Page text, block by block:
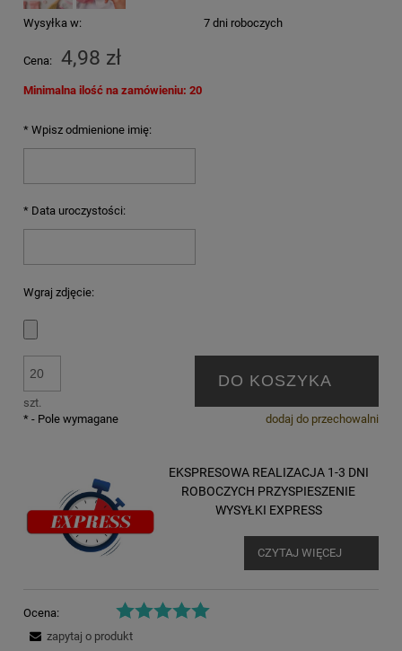
Wysyłka w: 7 dni roboczych
Cena: 4,98 zł
Minimalna ilość na zamówieniu: 20
* Wpisz odmienione imię:
* Data uroczystości:
Wgraj zdjęcie:
szt.
DO KOSZYKA
dodaj do przechowalni
* - Pole wymagane
EKSPRESOWA REALIZACJA 1-3 DNI
ROBOCZYCH PRZYSPIESZENIE
WYSYŁKI EXPRESS
CZYTAJ WIĘCEJ
Ocena:
zapytaj o produkt